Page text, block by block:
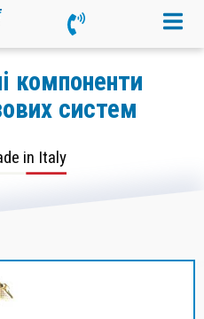
компоненти
систем
in Italy